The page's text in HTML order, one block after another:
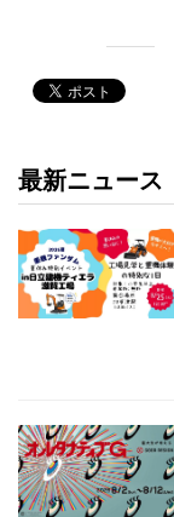
最新ニュース